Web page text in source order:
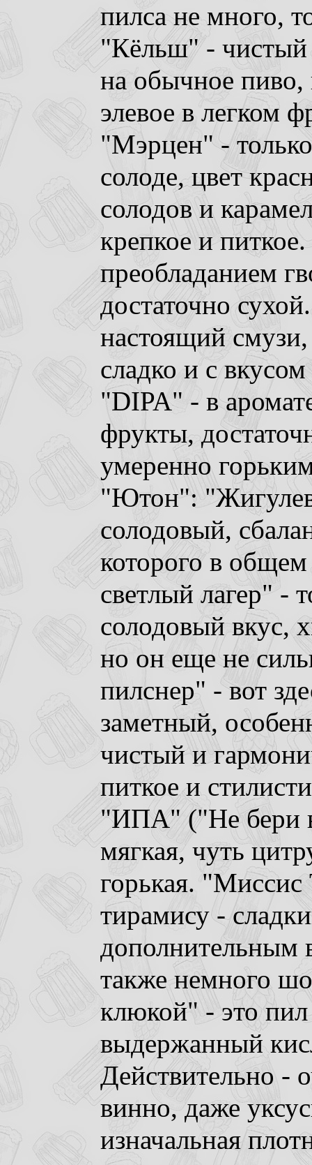
пилса не много,
"Кёльш" - чистый
на обычное пиво,
элевое в легком
"Мэрцен" -
солоде, цвет
солодов и
крепкое и
преобладанием
достаточно
настоящий
сладко и с
"DIPA" - в
фрукты,
умеренно
"Ютон":
солодовый,
которого в
светлый лагер" -
солодовый вкус,
но он еще не
пилснер" - вот
заметный,
чистый и
питкое и
"ИПА" ("Не бери
мягкая, чуть
горькая. "Миссис
тирамису -
дополнительным
также немного
клюкой" - это
выдержанный
Действительно -
винно, даже
изначальная